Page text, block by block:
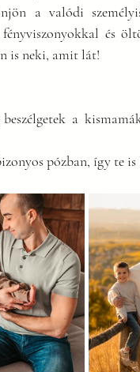
a valódi
és
is neki, amit lát!
a
pózban, így te is